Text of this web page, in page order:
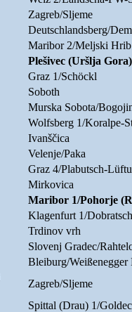
Zagreb/Sljeme
Deutschlandsberg/
Maribor 2/Meljski Hrib
Plešivec (Uršlja Gora)
Graz 1/Schöckl
Soboth
Murska Sobota/
Wolfsberg 1/Koralpe-
Ivanščica
Velenje/Paka
Graz 4/Plabutsch-
Mirkovica
Maribor 1/Pohorje
Klagenfurt 1/
Trdinov vrh
Slovenj Gradec/
Bleiburg/Weißenegger
Zagreb/Sljeme
Spittal (Drau) 1/